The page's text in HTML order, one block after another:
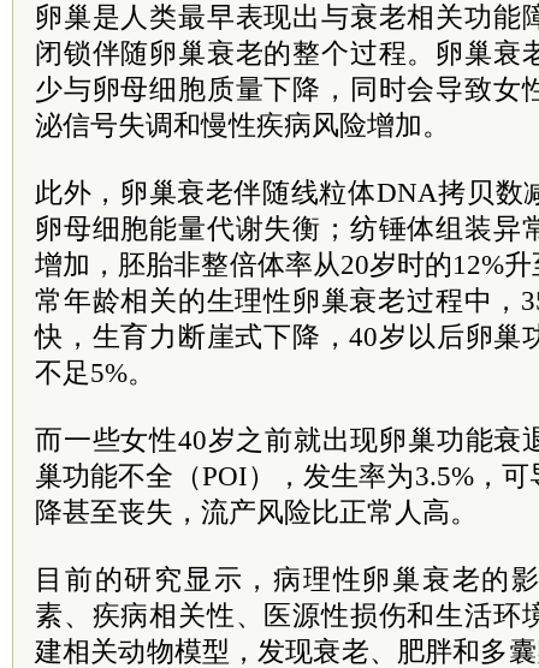
卵巢是人类最早表现出与衰老相关功能
闭锁伴随卵巢衰老的整个过程。卵巢衰
少与卵母细胞质量下降，同时会导致女
泌信号失调和慢性疾病风险增加。
此外，卵巢衰老伴随线粒体DNA拷贝数
卵母细胞能量代谢失衡；纺锤体组装异
增加，胚胎非整倍体率从20岁时的12%
常年龄相关的生理性卵巢衰老过程中，
快，生育力断崖式下降，40岁以后卵巢
不足5%。
而一些女性40岁之前就出现卵巢功能衰
巢功能不全（POI），发生率为3.5%，
降甚至丧失，流产风险比正常人高。
目前的研究显示，病理性卵巢衰老的
素、疾病相关性、医源性损伤和生活环
建相关动物模型，发现衰老、肥胖和多